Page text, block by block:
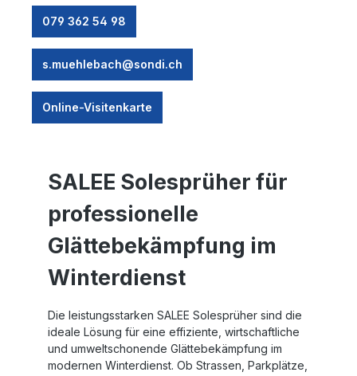
079 362 54 98
s.muehlebach@sondi.ch
Online-Visitenkarte
SALEE Solesprüher für
professionelle
Glättebekämpfung im
Winterdienst
Die leistungsstarken SALEE Solesprüher sind die
ideale Lösung für eine effiziente, wirtschaftliche
und umweltschonende Glättebekämpfung im
modernen Winterdienst. Ob Strassen, Parkplätze,